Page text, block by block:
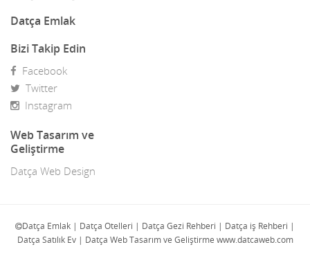
Dergiler
Diğer Ürünler
Direk Sahibinden Emlak
Diş Doktorları
Doğa Turları
Eğlence Mekanları
Datça Emlak
Bizi Takip Edin
Facebook
Twitter
Instagram
Web Tasarım ve
Geliştirme
Datça Web Design
Datça Emlak | Datça Otelleri | Datça Gezi Rehberi | Datça iş Rehberi |
Datça Satılık Ev | Datça Web Tasarım ve Geliştirme www.datcaweb.com